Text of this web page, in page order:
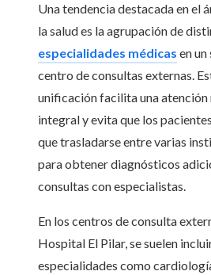
Una tendencia destacada en el
la salud es la agrupación de
especialidades médicas en un
centro de consultas externas.
unificación facilita una atención
integral y evita que los
que trasladarse entre varias
para obtener diagnósticos
consultas con especialistas.
En los centros de consulta
Hospital El Pilar, se suelen
especialidades como